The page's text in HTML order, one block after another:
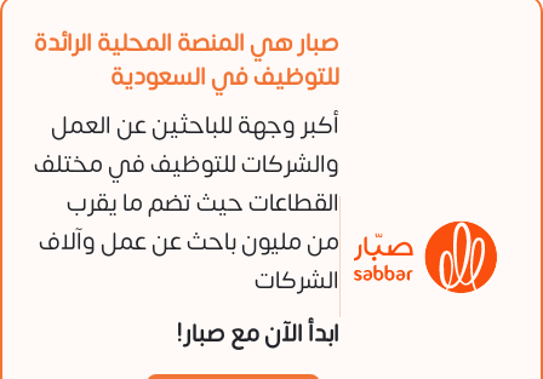
صبار هي المنصة المحلية الرائدة
للتوظيف في السعودية
أكبر وجهة للباحثين عن العمل
والشركات للتوظيف في مختلف
القطاعات حيث تضم ما يقرب
من مليون باحث عن عمل وآلاف
الشركات
ابدأ الآن مع صبار!